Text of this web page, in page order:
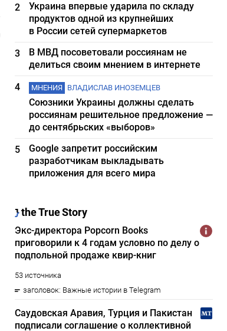
2
Украина впервые ударила по складу
продуктов одной из крупнейших
в России сетей супермаркетов
3
В МВД посоветовали россиянам не
делиться своим мнением в интернете
4
МНЕНИЯ ВЛАДИСЛАВ ИНОЗЕМЦЕВ
Союзники Украины должны сделать
россиянам решительное предложение —
до сентябрьских «выборов»
5
Google запретит российским
разработчикам выкладывать
приложения для всего мира